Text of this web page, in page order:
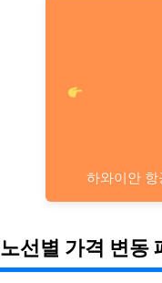
하와이안 항
선별 가격 변동